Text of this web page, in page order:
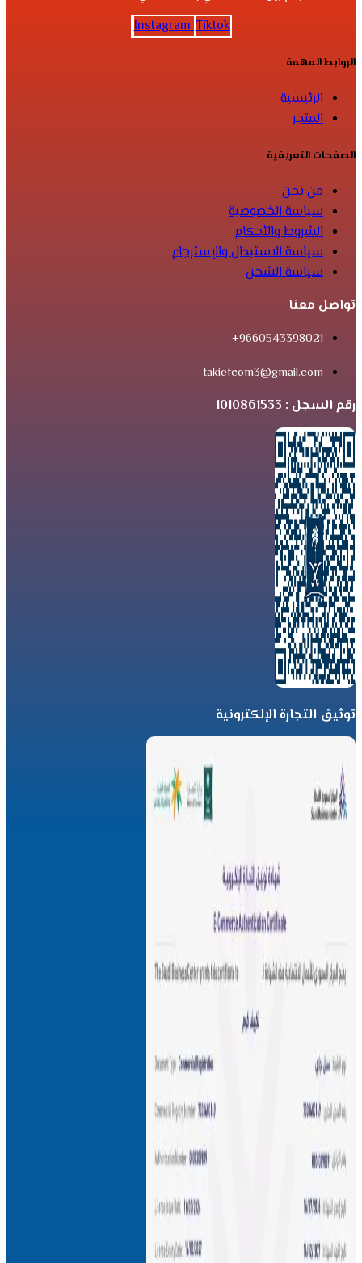
Instagram Tiktok
الروابط المهمة
الرئيسية
المتجر
الصفحات التعريفية
من نحن
سياسة الخصوصية
الشروط والأحكام
سياسة الاستبدال والإسترجاع
سياسة الشحن
تواصل معنا
9660543398021+
takiefcom3@gmail.com
رقم السجل : 1010861533
توثيق التجارة الإلكترونية